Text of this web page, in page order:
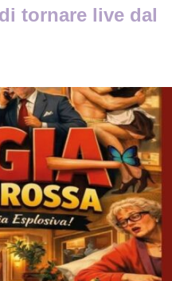
tornare live dal